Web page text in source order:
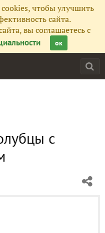
чтобы улучшить
сайта.
вы соглашаетесь с
ок
с